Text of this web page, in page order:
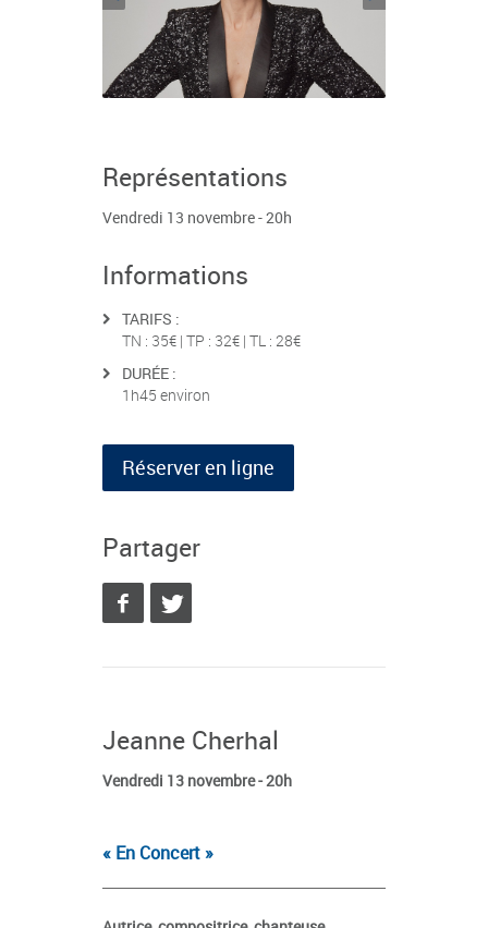
Représentations
Vendredi 13 novembre - 20h
Informations
TARIFS :
TN : 35€ | TP : 32€ | TL : 28€
DURÉE :
1h45 environ
Réserver en ligne
Partager
Jeanne Cherhal
Vendredi 13 novembre - 20h
« En Concert »